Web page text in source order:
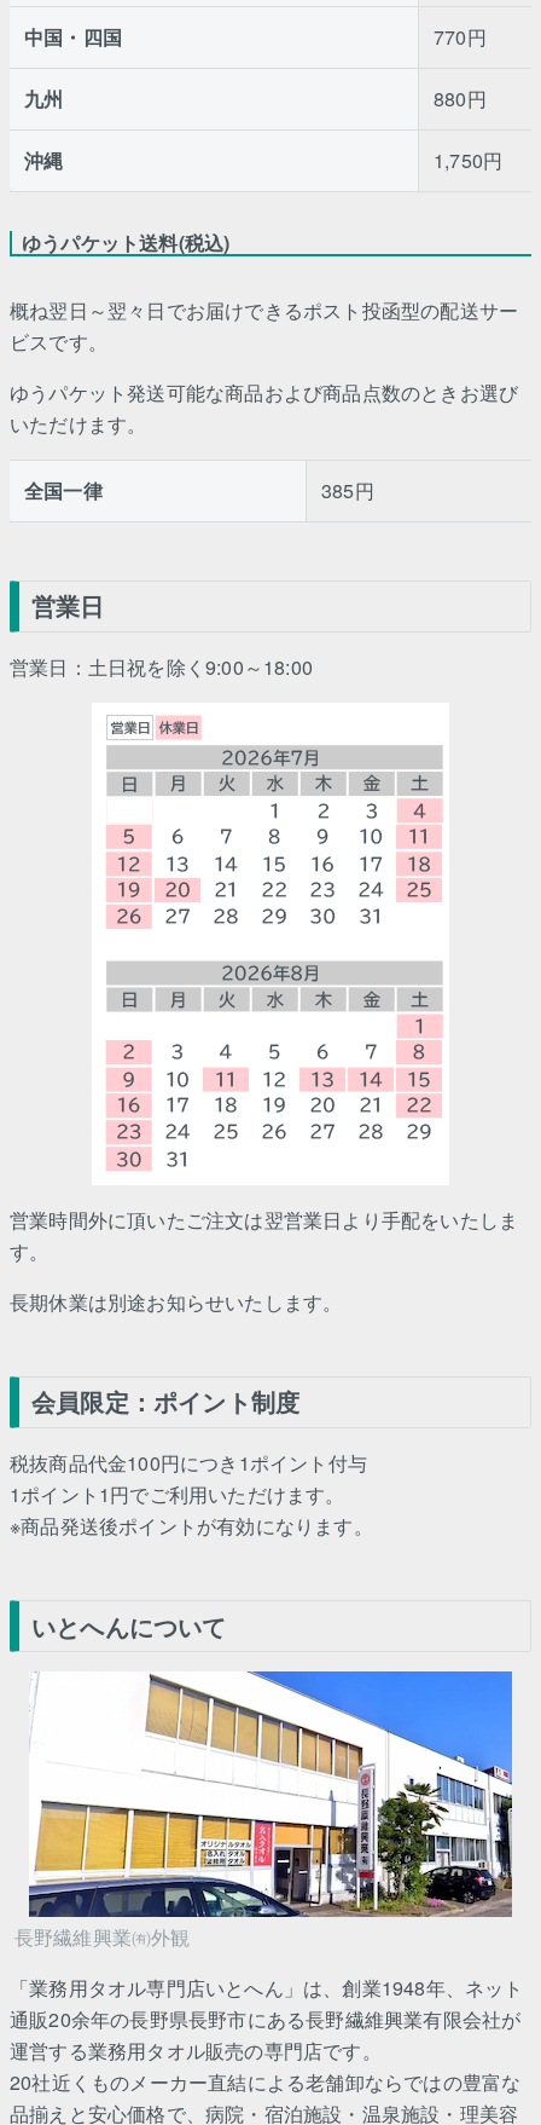
中国・四国 770円
九州 880円
沖縄 1,750円
ゆうパケット送料(税込)
概ね翌日～翌々日でお届けできるポスト投函型の配送サー
ビスです。
ゆうパケット発送可能な商品および商品点数のときお選び
いただけます。
全国一律 385円
営業日
営業日：土日祝を除く9:00～18:00
営業時間外に頂いたご注文は翌営業日より手配をいたしま
す。
長期休業は別途お知らせいたします。
会員限定：ポイント制度
税抜商品代金100円につき1ポイント付与
1ポイント1円でご利用いただけます。
※商品発送後ポイントが有効になります。
いとへんについて
長野繊維興業㈲外観
「業務用タオル専門店いとへん」は、創業1948年、ネット
通販20余年の長野県長野市にある長野繊維興業有限会社が
運営する業務用タオル販売の専門店です。
20社近くものメーカー直結による老舗卸ならではの豊富な
品揃えと安心価格で、病院・宿泊施設・温泉施設・理美容